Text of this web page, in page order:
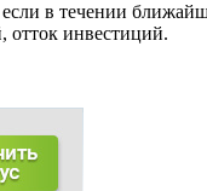
в течении
отток инвестиций.